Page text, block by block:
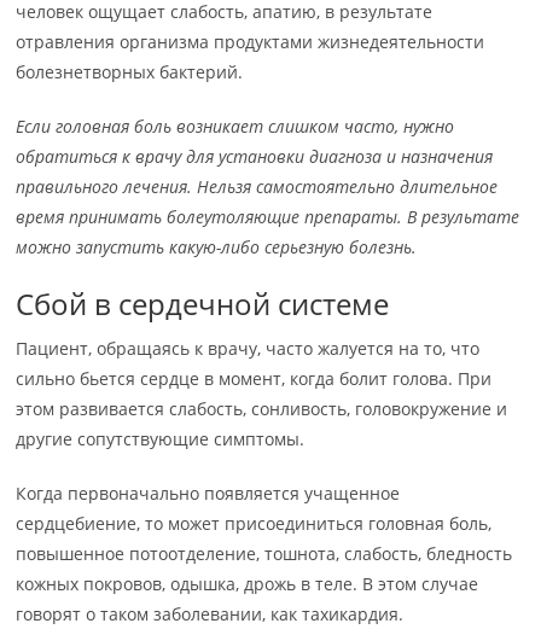
человек ощущает слабость, апатию, в результате
отравления организма продуктами жизнедеятельности
болезнетворных бактерий.
Если головная боль возникает слишком часто, нужно
обратиться к врачу для установки диагноза и назначения
правильного лечения. Нельзя самостоятельно длительное
время принимать болеутоляющие препараты. В результате
можно запустить какую-либо серьезную болезнь.
Сбой в сердечной системе
Пациент, обращаясь к врачу, часто жалуется на то, что
сильно бьется сердце в момент, когда болит голова. При
этом развивается слабость, сонливость, головокружение и
другие сопутствующие симптомы.
Когда первоначально появляется учащенное
сердцебиение, то может присоединиться головная боль,
повышенное потоотделение, тошнота, слабость, бледность
кожных покровов, одышка, дрожь в теле. В этом случае
говорят о таком заболевании, как тахикардия.